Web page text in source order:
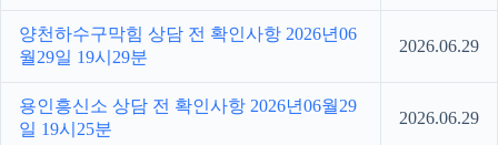
양천하수구막힘 상담 전 확인사항 2026년06
월29일 19시29분
2026.06.29
용인흥신소 상담 전 확인사항 2026년06월29
일 19시25분
2026.06.29